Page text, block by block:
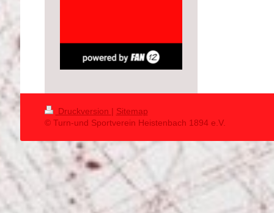
Druckversion | Sitemap
© Turn-und Sportverein Heistenbach 1894 e.V.